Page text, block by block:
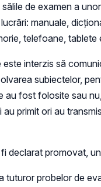
de examen a
manuale,
telefoane, tablete
interzis să
subiectelor,
au fost folosite sau
primit ori au
declarat promovat,
tuturor probelor de